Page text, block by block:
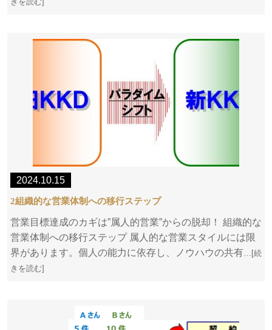
2024.10.15
2組織的な営業体制への移行ステップ
営業目標達成のカギは”属人的営業”からの脱却！ 組織的な
営業体制への移行ステップ 属人的な営業スタイルには限
界があります。個人の能力に依存し、ノウハウの共有 …[続
きを読む]